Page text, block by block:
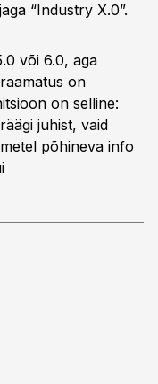
“Industry X.0”.
või 6.0, aga
on
on selline:
juhist, vaid
põhineva info